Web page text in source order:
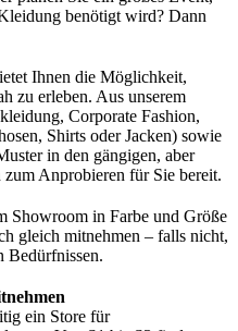
benötigt wird? Dann
Ihnen die Möglichkeit,
zu erleben. Aus unserem
Corporate Fashion,
Shirts oder Jacken) sowie
in den gängigen, aber
Anprobieren für Sie bereit.
Showroom in Farbe und Größe
gleich mitnehmen – falls nicht,
Bedürfnissen.
ein Store für